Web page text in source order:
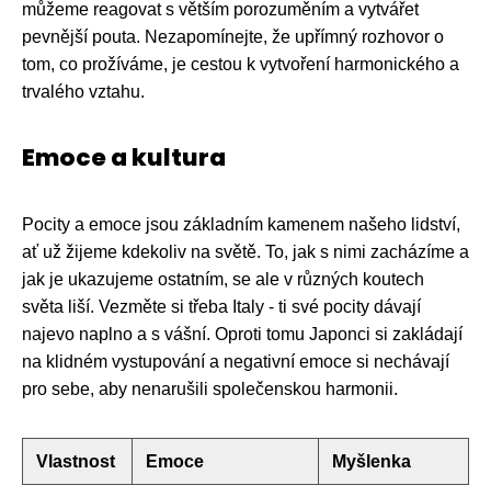
můžeme reagovat s větším porozuměním a vytvářet
pevnější pouta. Nezapomínejte, že upřímný rozhovor o
tom, co prožíváme, je cestou k vytvoření harmonického a
trvalého vztahu.
Emoce a kultura
Pocity a emoce jsou základním kamenem našeho lidství,
ať už žijeme kdekoliv na světě. To, jak s nimi zacházíme a
jak je ukazujeme ostatním, se ale v různých koutech
světa liší. Vezměte si třeba Italy - ti své pocity dávají
najevo naplno a s vášní. Oproti tomu Japonci si zakládají
na klidném vystupování a negativní emoce si nechávají
pro sebe, aby nenarušili společenskou harmonii.
Vlastnost Emoce Myšlenka